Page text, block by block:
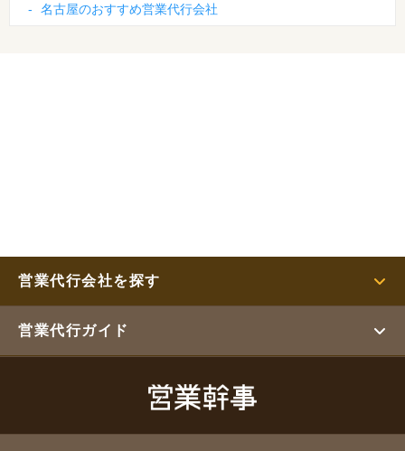
-
名古屋のおすすめ営業代行会社
営業代行会社を探す
営業代行ガイド